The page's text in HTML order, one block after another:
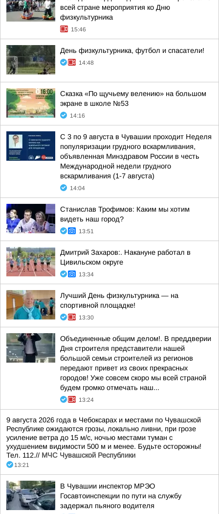
всей стране мероприятия ко Дню
физкультурника
15:46
День физкультурника, футбол и спасатели!
14:48
Сказка «По щучьему велению» на большом
экране в школе №53
14:16
С 3 по 9 августа в Чувашии проходит Неделя
популяризации грудного вскармливания,
объявленная Минздравом России в честь
Международной недели грудного
вскармливания (1-7 августа)
14:04
Станислав Трофимов: Каким мы хотим
видеть наш город?
13:51
Дмитрий Захаров:. Накануне работал в
Цивильском округе
13:34
Лучший День физкультурника — на
спортивной площадке!
13:30
Объединенные общим делом!. В преддверии
Дня строителя представители нашей
большой семьи строителей из регионов
передают привет из своих прекрасных
городов! Уже совсем скоро мы всей страной
будем громко отмечать наш...
13:24
9 августа 2026 года в Чебоксарах и местами по Чувашской
Республике ожидаются грозы, локально ливни, при грозе
усиление ветра до 15 м/с, ночью местами туман с
ухудшением видимости 500 м и менее. Будьте осторожны!
Тел. 112.// МЧС Чувашской Республики
13:21
В Чувашии инспектор МРЭО
Госавтоинспекции по пути на службу
задержал пьяного водителя